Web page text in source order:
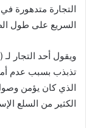
التجارة متدهورة
السريع على طول
ويقول أحد التجار لـ
تذبذب بسبب عدم
الذي كان يؤمن وصول
الكثير من السلع